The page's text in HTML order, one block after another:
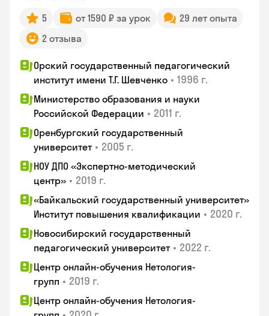
5 от 1590 ₽ за урок
29 лет опыта
2 отзыва
Орский государственный педагогический
институт имени Т.Г. Шевченко • 1996 г.
Министерство образования и науки
Российской Федерации • 2011 г.
Оренбургский государственный
университет • 2005 г.
НОУ ДПО «Экспертно-методический
центр» • 2019 г.
«Байкальский государственный университет»
Институт повышения квалификации • 2020 г.
Новосибирский государственный
педагогический университет • 2022 г.
Центр онлайн-обучения Нетология-
групп • 2019 г.
Центр онлайн-обучения Нетология-